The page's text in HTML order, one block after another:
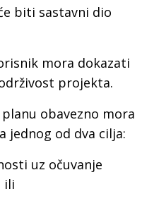
biti sastavni dio
mora dokazati
projekta.
obavezno mora
jednog od dva cilja:
uz očuvanje
ili